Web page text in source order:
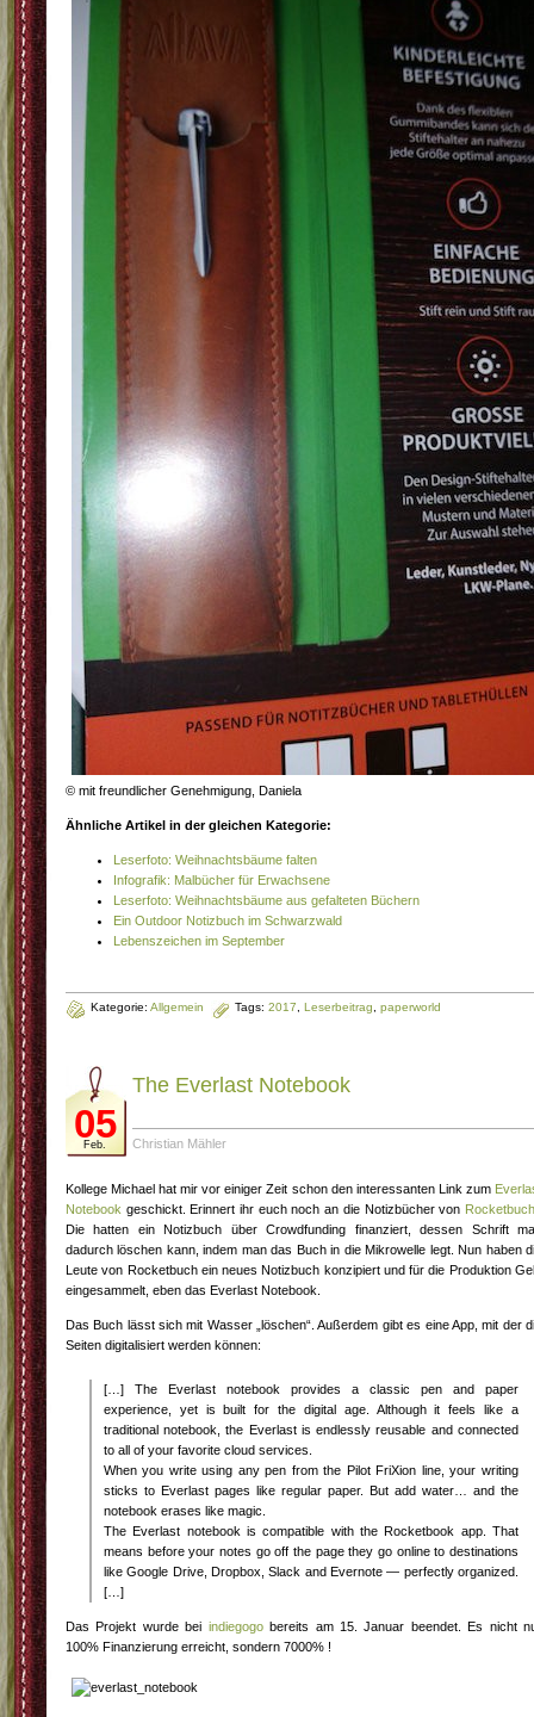
© mit freundlicher Genehmigung, Daniela
Ähnliche Artikel in der gleichen Kategorie:
Leserfoto: Weihnachtsbäume falten
Infografik: Malbücher für Erwachsene
Leserfoto: Weihnachtsbäume aus gefalteten Büchern
Ein Outdoor Notizbuch im Schwarzwald
Lebenszeichen im September
Kategorie: Allgemein Tags: 2017 Leserbeitrag paperworld
05
Feb.
The Everlast Notebook
Christian Mähler
Kollege Michael hat mir vor einiger Zeit schon den interessanten Link zum
Notebook geschickt. Erinnert ihr euch noch an die Notizbücher von Rocketbuch
Die hatten ein Notizbuch über Crowdfunding finanziert, dessen Schrift
dadurch löschen kann, indem man das Buch in die Mikrowelle legt. Nun haben
Leute von Rocketbuch ein neues Notizbuch konzipiert und für die Produktion
eingesammelt, eben das Everlast Notebook.
Das Buch lässt sich mit Wasser „löschen“. Außerdem gibt es eine App, mit der
Seiten digitalisiert werden können:
[…] The Everlast notebook provides a classic pen and paper
experience, yet is built for the digital age. Although it feels like a
traditional notebook, the Everlast is endlessly reusable and connected
to all of your favorite cloud services.
When you write using any pen from the Pilot FriXion line, your writing
sticks to Everlast pages like regular paper. But add water… and the
notebook erases like magic.
The Everlast notebook is compatible with the Rocketbook app. That
means before your notes go off the page they go online to destinations
like Google Drive, Dropbox, Slack and Evernote — perfectly organized.
[…]
Das Projekt wurde bei indiegogobereits am 15. Januar beendet. Es nicht
100% Finanzierung erreicht, sondern 7000% !